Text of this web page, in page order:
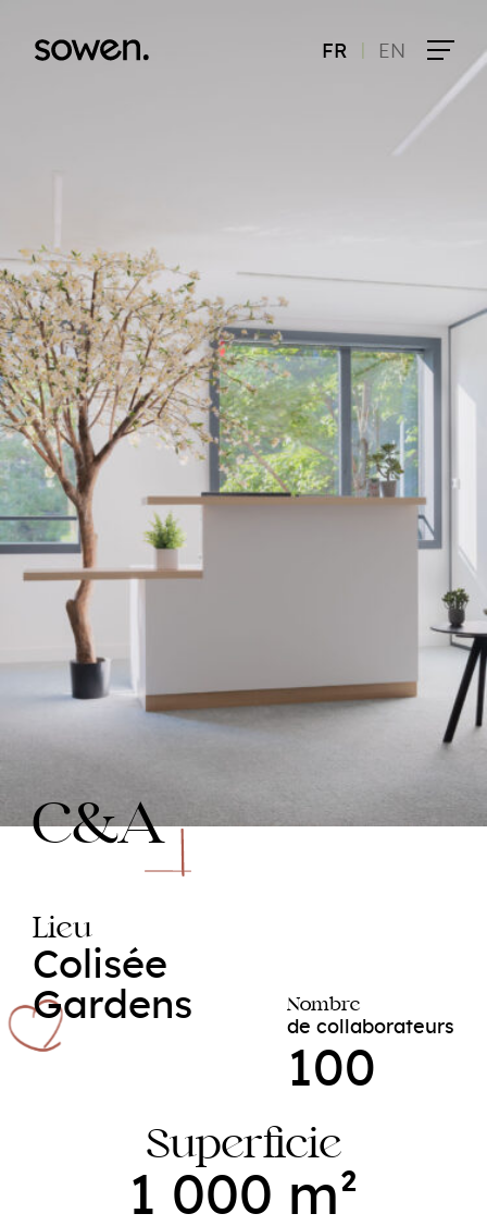
FR EN
C&A
Lieu
Colisée
Gardens
Superficie
1 000 m²
Nombre
de collaborateurs
100